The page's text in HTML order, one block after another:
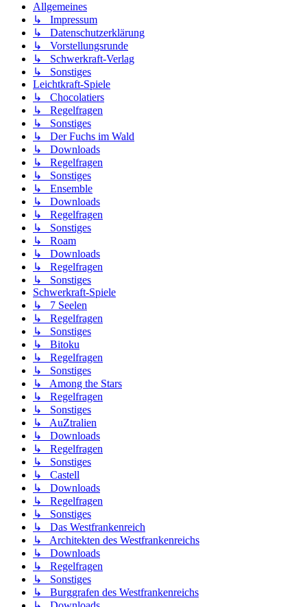
Allgemeines
↳ Impressum
↳ Datenschutzerklärung
↳ Vorstellungsrunde
↳ Schwerkraft-Verlag
↳ Sonstiges
Leichtkraft-Spiele
↳ Chocolatiers
↳ Regelfragen
↳ Sonstiges
↳ Der Fuchs im Wald
↳ Downloads
↳ Regelfragen
↳ Sonstiges
↳ Ensemble
↳ Downloads
↳ Regelfragen
↳ Sonstiges
↳ Roam
↳ Downloads
↳ Regelfragen
↳ Sonstiges
Schwerkraft-Spiele
↳ 7 Seelen
↳ Regelfragen
↳ Sonstiges
↳ Bitoku
↳ Regelfragen
↳ Sonstiges
↳ Among the Stars
↳ Regelfragen
↳ Sonstiges
↳ AuZtralien
↳ Downloads
↳ Regelfragen
↳ Sonstiges
↳ Castell
↳ Downloads
↳ Regelfragen
↳ Sonstiges
↳ Das Westfrankenreich
↳ Architekten des Westfrankenreichs
↳ Downloads
↳ Regelfragen
↳ Sonstiges
↳ Burggrafen des Westfrankenreichs